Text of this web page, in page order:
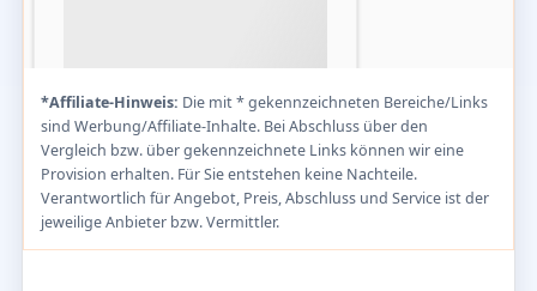
*Affiliate-Hinweis: Die mit * gekennzeichneten Bereiche/Links
sind Werbung/Affiliate-Inhalte. Bei Abschluss über den
Vergleich bzw. über gekennzeichnete Links können wir eine
Provision erhalten. Für Sie entstehen keine Nachteile.
Verantwortlich für Angebot, Preis, Abschluss und Service ist der
jeweilige Anbieter bzw. Vermittler.